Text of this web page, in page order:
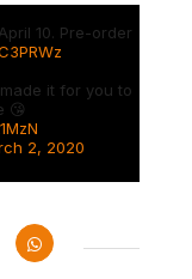
10. Pre-order
it for you to
😘
2, 2020